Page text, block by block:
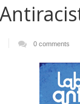
0 comments